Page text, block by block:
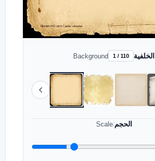
Background 1 / 110 الخلفية
Scale/الحجم